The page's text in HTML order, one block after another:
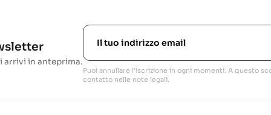
arrivi in anteprima.
Puoi annullare l'iscrizione in ogni momenti. A questo
contatto nelle note legali.